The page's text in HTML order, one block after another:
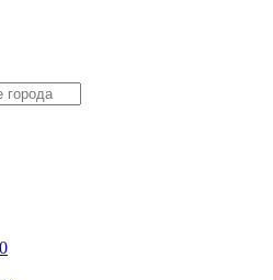
0